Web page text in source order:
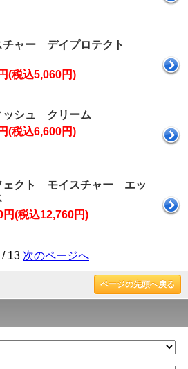
チャー デイプロテクト
(税込5,060円)
ッシュ クリーム
(税込6,600円)
ェクト モイスチャー エッ
円(税込12,760円)
/ 13 次のページへ
ページの先頭へ戻る